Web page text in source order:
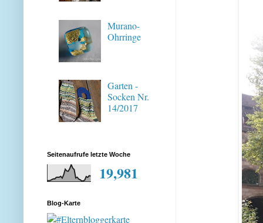
Murano-
Ohrringe
Garten -
Socken Nr.
14/2017
Seitenaufrufe letzte Woche
19,981
Blog-Karte